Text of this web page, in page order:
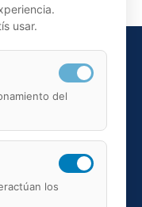
28027, Madrid
usar.
del
los